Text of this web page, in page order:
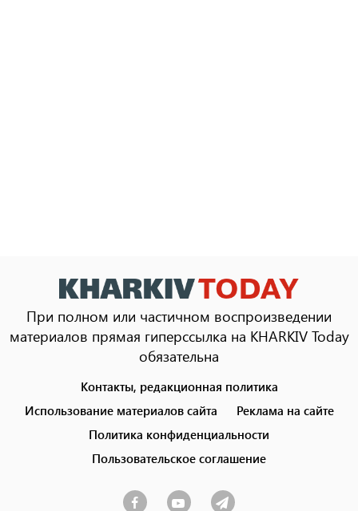
При полном или частичном воспроизведении
материалов прямая гиперссылка на KHARKIV Today
обязательна
menu
Контакты, редакционная политика
Использование материалов сайта
Реклама на сайте
Политика конфиденциальности
Пользовательское соглашение